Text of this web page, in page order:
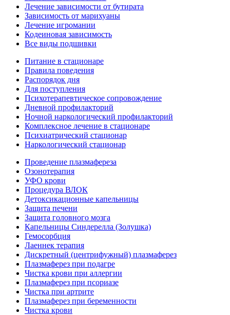
Лечение зависимости от бутирата
Зависимость от марихуаны
Лечение игромании
Кодеиновая зависимость
Все виды подшивки
Питание в стационаре
Правила поведения
Распорядок дня
Для поступления
Психотерапевтическое сопровождение
Дневной профилакторий
Ночной наркологический профилакторий
Комплексное лечение в стационаре
Психиатрический стационар
Наркологический стационар
Проведение плазмафереза
Озонотерапия
УФО крови
Процедура ВЛОК
Детоксикационные капельницы
Защита печени
Защита головного мозга
Капельницы Синдерелла (Золушка)
Гемосорбция
Лаеннек терапия
Дискретный (центрифужный) плазмаферез
Плазмаферез при подагре
Чистка крови при аллергии
Плазмаферез при псориазе
Чистка при артрите
Плазмаферез при беременности
Чистка крови